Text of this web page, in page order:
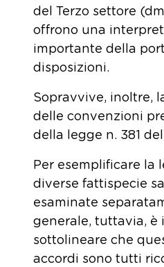
del Terzo settore
offrono una
importante della
disposizioni.
Sopravvive, inoltre,
delle convenzioni
della legge n. 381 del
Per esemplificare la
diverse fattispecie
esaminate
generale, tuttavia, è
sottolineare che
accordi sono tutti